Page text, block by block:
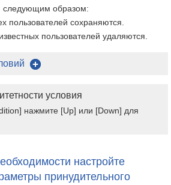
следующим образом:
пользователей сохраняются.
пользователей удаляются.
условия
нажмите [Up] или [Down] для
настройте
принудительного